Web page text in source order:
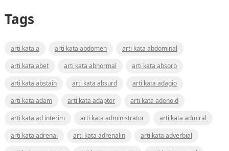
Tags
arti kata a arti kata abdomen
arti kata abdominal
arti kata abet
arti kata abnormal
arti kata absorb
arti kata abstain
arti kata absurd
arti kata adagio
arti kata adam
arti kata adaptor
arti kata adenoid
arti kata ad interim
arti kata administrator
arti kata admiral
arti kata adrenal
arti kata adrenalin
arti kata adverbial